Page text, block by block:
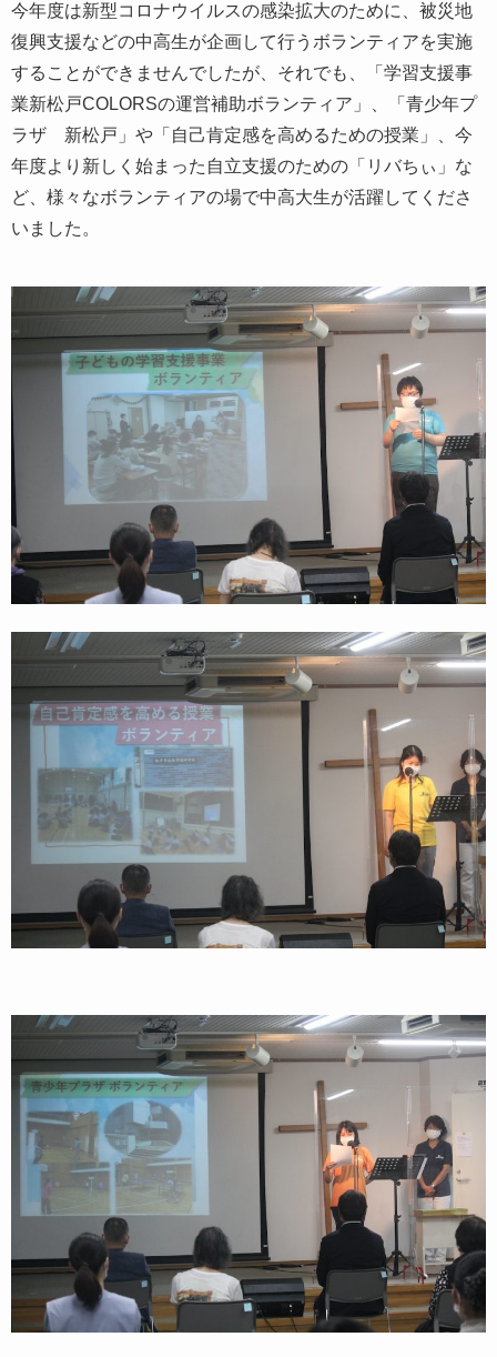
今年度は新型コロナウイルスの感染拡大のために、被災地
復興支援などの中高生が企画して行うボランティアを実施
することができませんでしたが、それでも、「学習支援事
業新松戸COLORSの運営補助ボランティア」、「青少年プ
ラザ 新松戸」や「自己肯定感を高めるための授業」、今
年度より新しく始まった自立支援のための「リバちぃ」な
ど、様々なボランティアの場で中高大生が活躍してくださ
いました。